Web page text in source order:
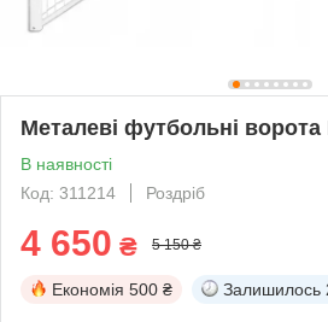
Металеві футбольні
В наявності
Код: 311214
Роздріб
4 650 ₴ 5 150 ₴
Економія 500 ₴ Залишилось